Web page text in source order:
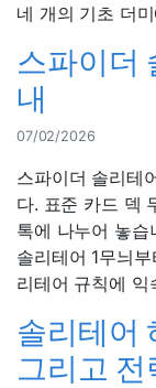
네 개의 기초 더
스파이더
내
07/02/2026
스파이더 솔리테
다. 표준 카드 덱
톡에 나누어 놓습
솔리테어 1무늬
리테어 규칙에 익
솔리테어
그리고 전